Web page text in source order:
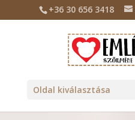
+36 30 656 3418
Oldal kiválasztása